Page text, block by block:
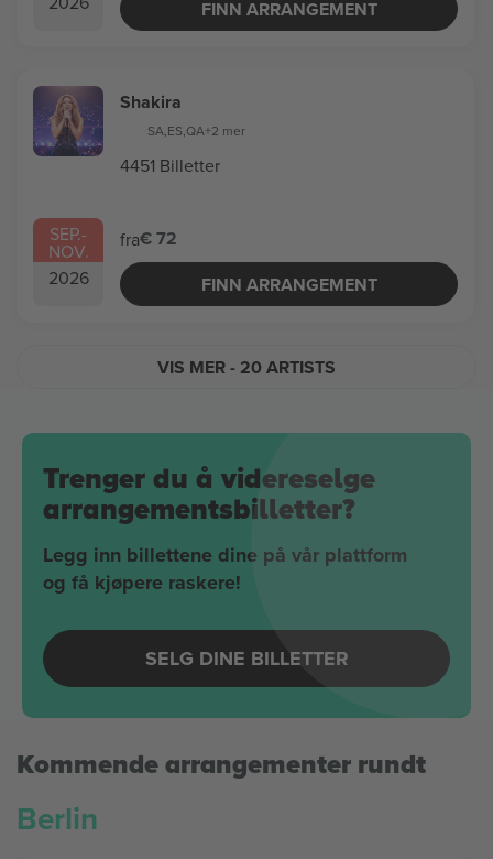
FINN ARRANGEMENT
SEP.-
NOV.
2026
Shakira
SA,ES,QA+2 mer
4451 Billetter
fra€ 72
FINN ARRANGEMENT
VIS MER- 20 ARTISTS
Trenger du å videreselge
arrangementsbilletter?
Legg inn billettene dine på vår plattform
og få kjøpere raskere!
SELG DINE BILLETTER
Kommende arrangementer rundt
Berlin